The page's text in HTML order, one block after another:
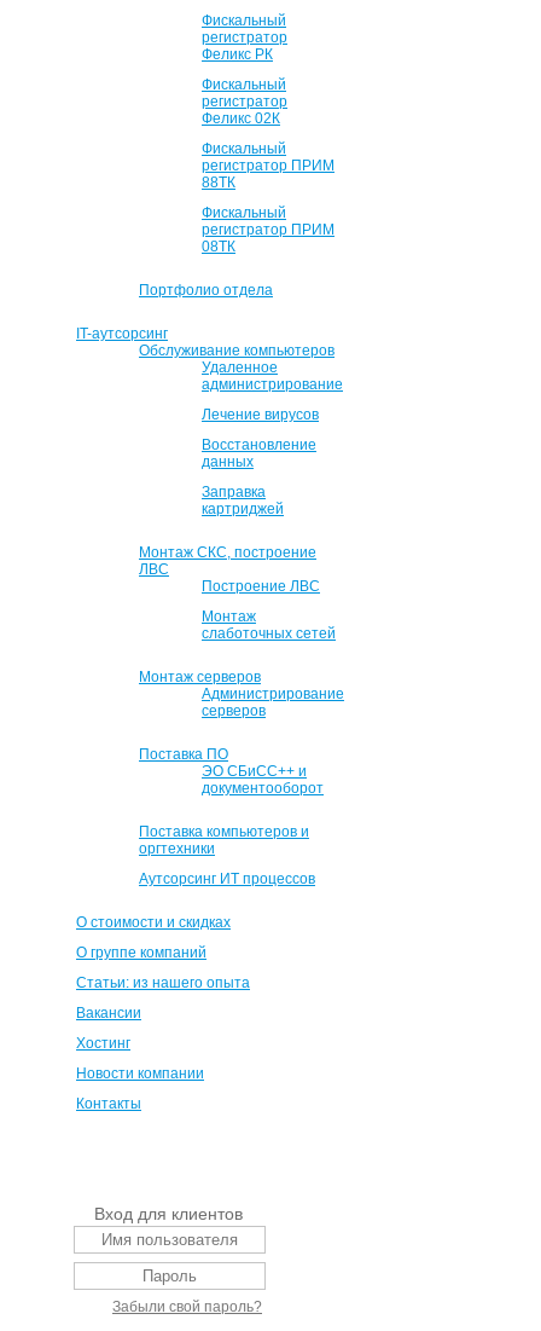
Фискальный
регистратор
Феликс РК
Фискальный
регистратор
Феликс 02К
Фискальный
регистратор ПРИМ
88ТК
Фискальный
регистратор ПРИМ
08ТК
Портфолио отдела
IT-аутсорсинг
Обслуживание компьютеров
Удаленное
администрирование
Лечение вирусов
Восстановление
данных
Заправка
картриджей
Монтаж СКС, построение
ЛВС
Построение ЛВС
Монтаж
слаботочных сетей
Монтаж серверов
Администрирование
серверов
Поставка ПО
ЭО СБиСС++ и
документооборот
Поставка компьютеров и
оргтехники
Аутсорсинг ИТ процессов
О стоимости и скидках
О группе компаний
Статьи: из нашего опыта
Вакансии
Хостинг
Новости компании
Контакты
Вход для клиентов
Забыли свой пароль?